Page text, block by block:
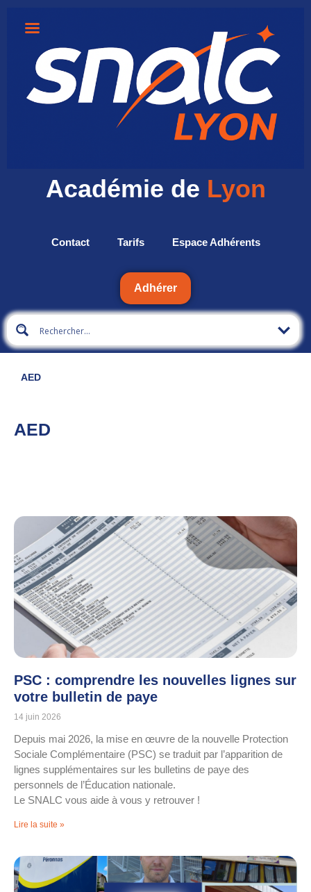
Académie de Lyon
Contact Tarifs Espace Adhérents
Adhérer
AED
AED
PSC : comprendre les nouvelles lignes sur
votre bulletin de paye
14 juin 2026
Depuis mai 2026, la mise en œuvre de la nouvelle Protection
Sociale Complémentaire (PSC) se traduit par l’apparition de
lignes supplémentaires sur les bulletins de paye des
personnels de l’Éducation nationale.
Le SNALC vous aide à vous y retrouver !
Lire la suite »